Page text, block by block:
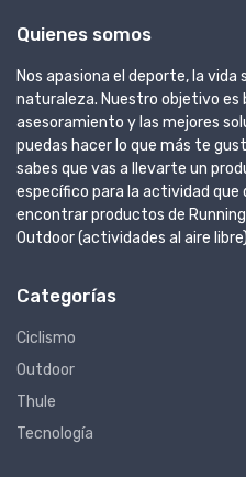
Quienes somos
Nos apasiona el deporte, la
naturaleza. Nuestro objetivo es
asesoramiento y las mejores
puedas hacer lo que más te
sabes que vas a llevarte un
específico para la actividad que
encontrar productos de
Outdoor (actividades al aire
Categorías
Ciclismo
Outdoor
Thule
Tecnología